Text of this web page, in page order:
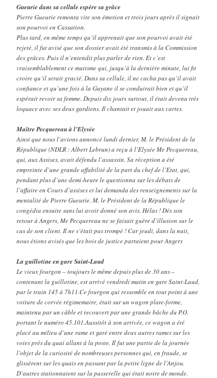
Gueurie dans sa cellule espère sa grâce
Pierre Gueurie remonta vite son émotion et trois jours après il signait
son pourvoi en Cassation.
Plus tard, en même temps qu’il apprenait que son pourvoi avait été
rejeté, il fut avisé que son dossier avait été transmis à la Commission
des grâces. Puis il n’entendit plus parler de rien. Et c’est
vraisemblablement ce mutisme qui, jusqu’à la dernière minute, lui fit
croire qu’il serait gracié. Dans sa cellule, il ne cacha pas qu’il avait
confiance et qu’une fois à la Guyane il se conduirait bien et qu’il
espérait revoir sa femme. Depuis dix jours surtout, il était devenu très
loquace avec ses deux gardiens. Il chantait et jouait aux cartes.
Maître Pecquereau à l’Elysée
Ainsi que nous l’avions annoncé lundi dernier, M. le Président de la
République (NDLR : Albert Lebrun) a reçu à l’Elysée Me Pecquereau,
qui, aux Assises, avait défendu l’assassin. Sa réception a été
empreinte d’une grande affabilité de la part du chef de l’Etat, qui,
pendant plus d’une demi-heure le questionna sur les débats de
l’affaire en Cours d’assises et lui demanda des renseignements sur la
mentalité de Pierre Gueurie. M. le Président de la République le
congédia ensuite sans lui avoir donné son avis. Hélas ! Dés son
retour à Angers, Me Pecquereau ne se faisait guère d’illusion sur le
cas de son client. Il ne s’était pas trompé ! Car jeudi, dans la nuit,
nous étions avisés que les bois de justice partaient pour Angers
La guillotine en gare Saint-Laud
Le vieux fourgon – toujours le même depuis plus de 30 ans –
contenant la guillotine, est arrivé vendredi matin en gare Saint-Laud,
par le train 145 à 7h11.Ce fourgon qui ressemble en tout point à une
voiture de corvée régimemaire, était sur un wagon plate-forme,
maintenu par un câble et recouvert par une grande bâche du P.O.
portant le numéro 45.101.Aussitôt à son arrivée, ce wagon a été
placé au milieu d’une rame et garé entre deux autres rames sur les
voies près du quai allant à la poste. Il fut une partie de la journée
l’objet de la curiosité de nombreuses personnes qui, en fraude, se
glissèrent sur les quais en passant par la petite ligne de l’Anjou.
D’autres stationnaient sur la passerelle qui était noire de monde.